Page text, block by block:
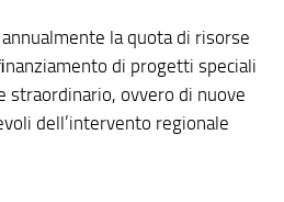
la quota di risorse
di progetti speciali
straordinario, ovvero di nuove
dell’intervento regionale